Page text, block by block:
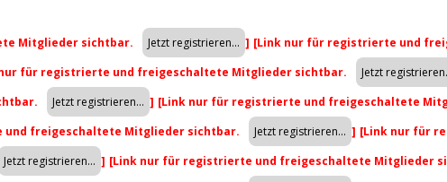
Mitglieder sichtbar. ] [Link nur für registrierte und
für registrierte und freigeschaltete Mitglieder sichtbar.
] [Link nur für registrierte und freigeschaltete
freigeschaltete Mitglieder sichtbar. ] [Link nur für
] [Link nur für registrierte und freigeschaltete Mitglieder